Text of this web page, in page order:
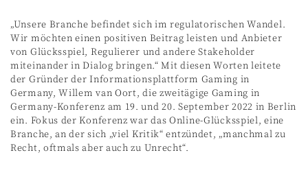
„Unsere Branche befindet sich im regulatorischen Wandel.
Wir möchten einen positiven Beitrag leisten und Anbieter
von Glücksspiel, Regulierer und andere Stakeholder
miteinander in Dialog bringen.“ Mit diesen Worten leitete
der Gründer der Informationsplattform Gaming in
Germany, Willem van Oort, die zweitägige Gaming in
Germany-Konferenz am 19. und 20. September 2022 in Berlin
ein. Fokus der Konferenz war das Online-Glücksspiel, eine
Branche, an der sich „viel Kritik“ entzündet, „manchmal zu
Recht, oftmals aber auch zu Unrecht“.